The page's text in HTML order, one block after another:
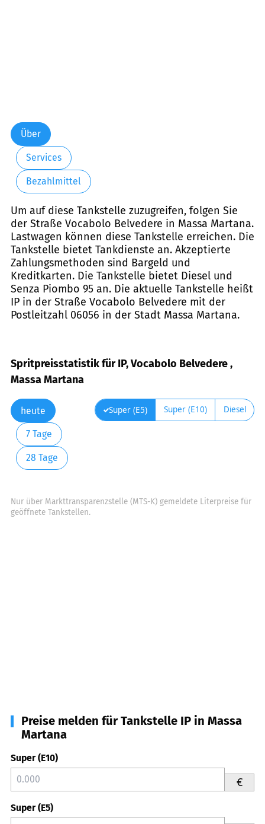
Über
Services
Bezahlmittel
Um auf diese Tankstelle zuzugreifen, folgen Sie
der Straße Vocabolo Belvedere in Massa Martana.
Lastwagen können diese Tankstelle erreichen. Die
Tankstelle bietet Tankdienste an. Akzeptierte
Zahlungsmethoden sind Bargeld und
Kreditkarten. Die Tankstelle bietet Diesel und
Senza Piombo 95 an. Die aktuelle Tankstelle heißt
IP in der Straße Vocabolo Belvedere mit der
Postleitzahl 06056 in der Stadt Massa Martana.
Spritpreisstatistik für IP, Vocabolo Belvedere ,
Massa Martana
heute
7 Tage
28 Tage
Super (E5) Super (E10) Diesel
Nur über Markttransparenzstelle (MTS-K) gemeldete Literpreise für
geöffnete Tankstellen.
Preise melden für Tankstelle IP in Massa
Martana
Super (E10)
€
Super (E5)